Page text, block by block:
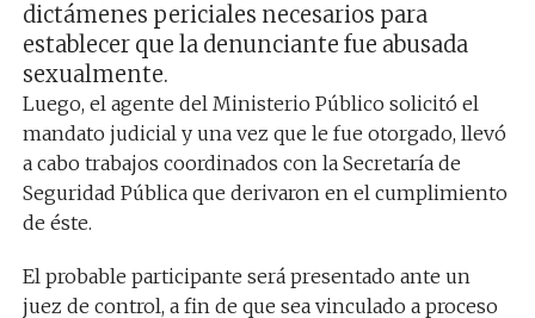
dictámenes periciales necesarios para
establecer que la denunciante fue abusada
sexualmente.
Luego, el agente del Ministerio Público solicitó el
mandato judicial y una vez que le fue otorgado, llevó
a cabo trabajos coordinados con la Secretaría de
Seguridad Pública que derivaron en el cumplimiento
de éste.
El probable participante será presentado ante un
juez de control, a fin de que sea vinculado a proceso